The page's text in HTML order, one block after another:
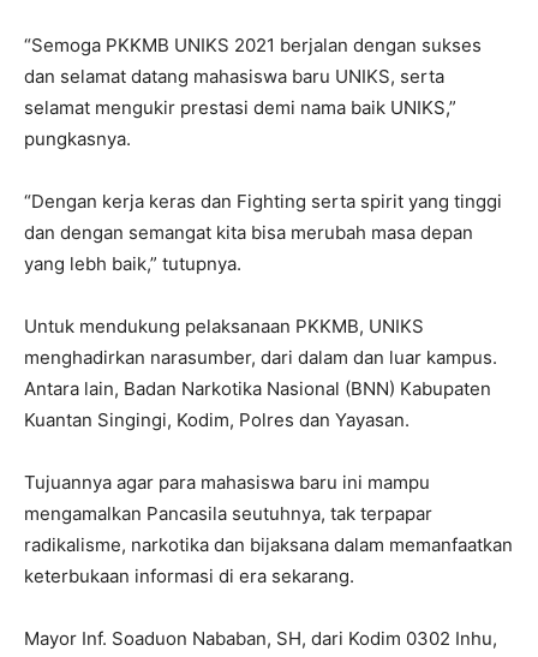
“Semoga PKKMB UNIKS 2021 berjalan dengan sukses
dan selamat datang mahasiswa baru UNIKS, serta
selamat mengukir prestasi demi nama baik UNIKS,”
pungkasnya.
“Dengan kerja keras dan Fighting serta spirit yang tinggi
dan dengan semangat kita bisa merubah masa depan
yang lebh baik,” tutupnya.
Untuk mendukung pelaksanaan PKKMB, UNIKS
menghadirkan narasumber, dari dalam dan luar kampus.
Antara lain, Badan Narkotika Nasional (BNN) Kabupaten
Kuantan Singingi, Kodim, Polres dan Yayasan.
Tujuannya agar para mahasiswa baru ini mampu
mengamalkan Pancasila seutuhnya, tak terpapar
radikalisme, narkotika dan bijaksana dalam memanfaatkan
keterbukaan informasi di era sekarang.
Mayor Inf. Soaduon Nababan, SH, dari Kodim 0302 Inhu,